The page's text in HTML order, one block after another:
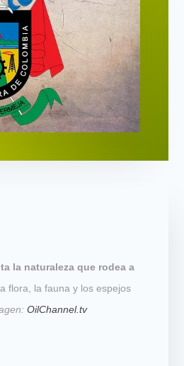
la naturaleza que rodea a
la flora, la fauna y los espejos
OilChannel.tv